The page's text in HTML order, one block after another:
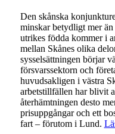
Den skånska
minskar betydligt mer
utrikes födda kommer i
mellan Skånes olika
sysselsättningen börjar
försvarssektorn och
huvudsakligen i västra
arbetstillfällen har blivit
återhämtningen desto
prisuppgångar och ett
fart – förutom i Lund.